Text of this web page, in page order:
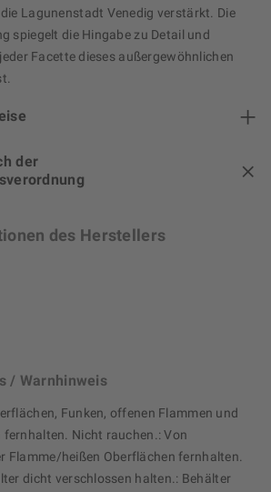
Lagunenstadt Venedig verstärkt. Die
spiegelt die Hingabe zu Detail und
Facette dieses außergewöhnlichen
der
des Herstellers
/ Warnhinweis
Funken, offenen Flammen und
fernhalten. Nicht rauchen.: Von
Flamme/heißen Oberflächen fernhalten.
dicht verschlossen halten.: Behälter